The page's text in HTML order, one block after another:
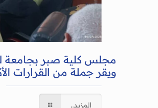
مجلس كلية صبر بجامعة
ويقر جملة من القرارات
المزيد..